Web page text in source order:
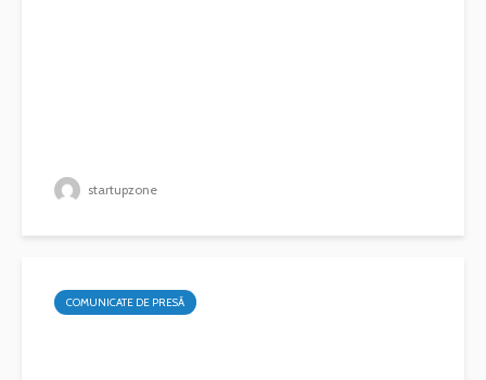
startupzone
COMUNICATE DE PRESĂ